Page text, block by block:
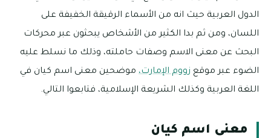
الدول العربية حيث انه من الأسماء الرقيقة الخفيفة على
اللسان، ومن ثم بدا الكثير من الأشخاص يبحثون عبر محركات
البحث عن معنى الاسم وصفات حاملته، وذلك ما نسلط عليه
الضوء عبر موقع زووم الإمارت، موضحين معنى اسم كيان في
اللغة العربية وكذلك الشريعة الإسلامية، فتابعوا التالي.
معنى اسم كيان